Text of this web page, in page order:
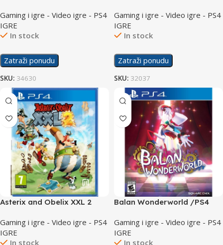
Gaming i igre - Video igre - PS4
IGRE
In stock
Zatraži ponudu
SKU: 34630
Gaming i igre - Video igre - PS4
IGRE
In stock
Zatraži ponudu
SKU: 32037
Asterix and Obelix XXL 2
Gaming i igre - Video igre - PS4
IGRE
In stock
Balan Wonderworld /PS4
Gaming i igre - Video igre - PS4
IGRE
In stock